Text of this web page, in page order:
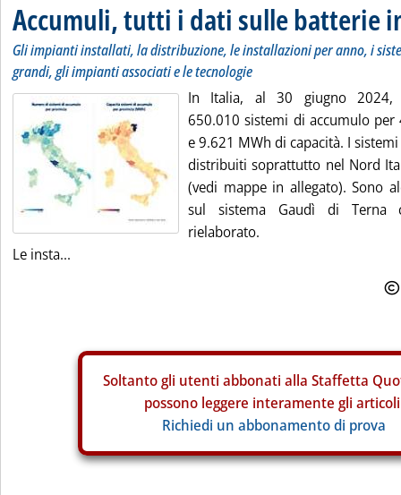
Accumuli, tutti i dati sulle batterie
Gli impianti installati, la distribuzione, le installazioni per anno, i
grandi, gli impianti associati e le tecnologie
In Italia, al 30 giugno 2024,
650.010 sistemi di accumulo
e 9.621 MWh di capacità. I
distribuiti soprattutto nel Nord
(vedi mappe in allegato). Sono
sul sistema Gaudì di
rielaborato.
Le insta...
Soltanto gli utenti abbonati alla Staffetta
possono leggere interamente gli
Richiedi un abbonamento di prova